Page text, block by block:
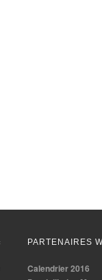
PARTENAIRES
Calendrier 2016